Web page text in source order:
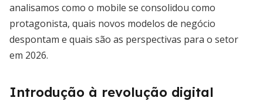
analisamos como o mobile se consolidou como
protagonista, quais novos modelos de negócio
despontam e quais são as perspectivas para o setor
em 2026.
Introdução à revolução digital